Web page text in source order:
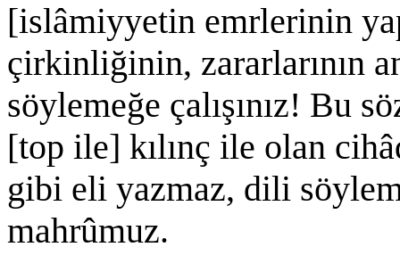
[islâmiyyetin emrlerinin
çirkinliğinin, zararlarının
söylemeğe çalışınız! Bu
[top ile] kılınç ile olan
gibi eli yazmaz, dili
mahrûmuz.